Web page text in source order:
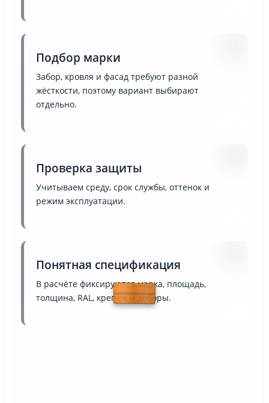
Подбор марки
Забор, кровля и фасад требуют разной
жёсткости, поэтому вариант выбирают
отдельно.
Проверка защиты
Учитываем среду, срок службы, оттенок и
режим эксплуатации.
Понятная спецификация
В расчёте фиксируются марка, площадь,
толщина, RAL, крепёж и доборы.